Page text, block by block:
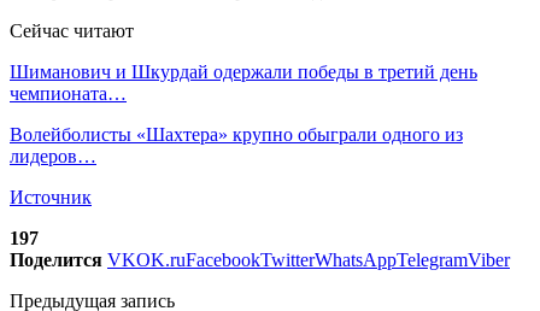
Сейчас читают
Шиманович и Шкурдай одержали победы в третий день
чемпионата…
Волейболисты «Шахтера» крупно обыграли одного из
лидеров…
Источник
197
Поделится VKOK.ruFacebookTwitterWhatsAppTelegramViber
Предыдущая запись